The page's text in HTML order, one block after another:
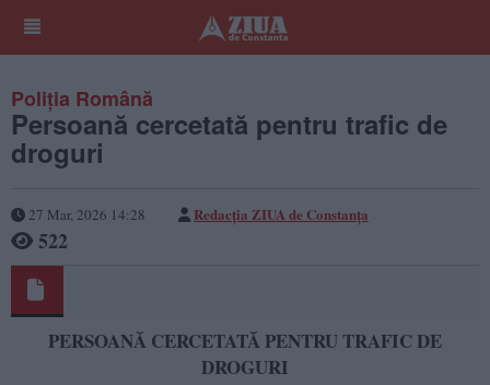
Poliția Română
Persoană cercetată pentru trafic de
droguri
27 Mar, 2026 14:28 Redacția ZIUA de Constanța
522
PERSOANĂ CERCETATĂ PENTRU TRAFIC DE
DROGURI